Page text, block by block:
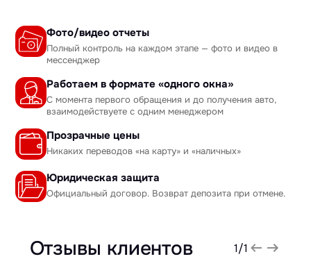
Фото/видео отчеты
Полный контроль на каждом этапе — фото и видео в
мессенджер
Работаем в формате «одного окна»
С момента первого обращения и до получения авто,
взаимодействуете с одним менеджером
Прозрачные цены
Никаких переводов «на карту» и «наличных»
Юридическая защита
Официальный договор. Возврат депозита при отмене.
Отзывы клиентов 1/1